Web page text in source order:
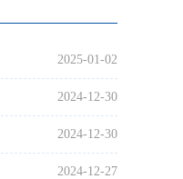
2025-01-02
2024-12-30
2024-12-30
2024-12-27